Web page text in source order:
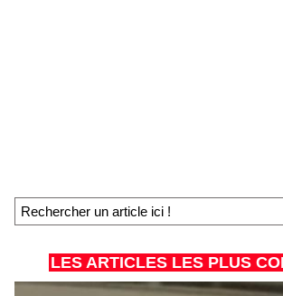
LES ARTICLES LES PLUS